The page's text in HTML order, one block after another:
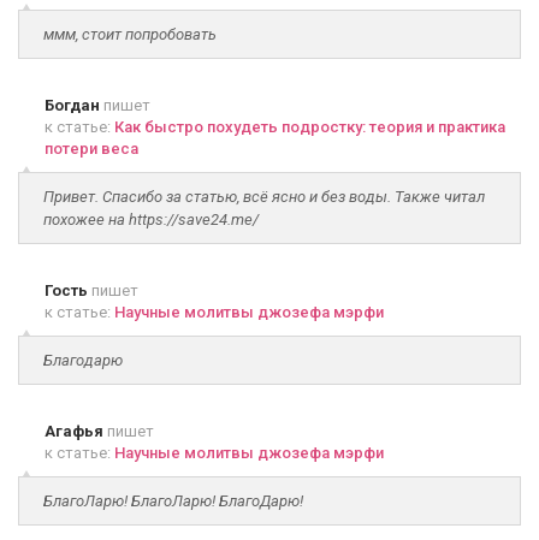
ммм, стоит попробовать
Богдан пишет
к статье: Как быстро похудеть подростку: теория и практика
потери веса
Привет. Спасибо за статью, всё ясно и без воды. Также читал
похожее на https://save24.me/
Гость пишет
к статье: Научные молитвы джозефа мэрфи
Благодарю
Агафья пишет
к статье: Научные молитвы джозефа мэрфи
БлагоЛарю! БлагоЛарю! БлагоДарю!